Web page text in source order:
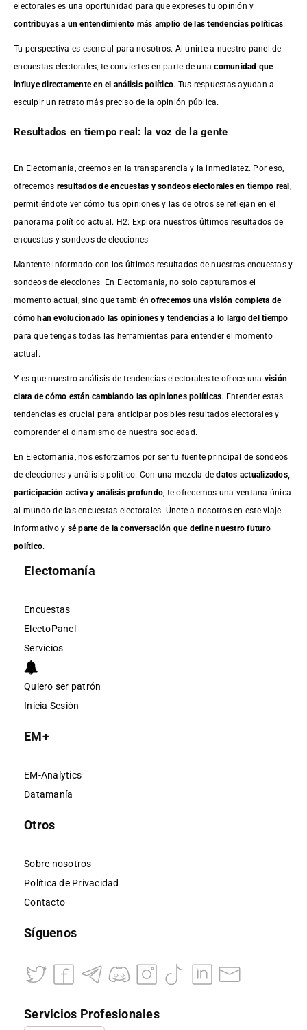
electorales es una oportunidad para que expreses tu opinión y
contribuyas a un entendimiento más amplio de las tendencias políticas.
Tu perspectiva es esencial para nosotros. Al unirte a nuestro panel de
encuestas electorales, te conviertes en parte de unacomunidad que
influye directamente en el análisis político. Tus respuestas ayudan a
esculpir un retrato más preciso de la opinión pública.
Resultados en tiempo real: la voz de la gente
En Electomanía, creemos en la transparencia y la inmediatez. Por eso,
ofrecemos resultados deencuestas y sondeos electorales en tiempo real
permitiéndote ver cómo tus opiniones y las de otros se reflejan en el
panorama político actual. H2: Explora nuestros últimos resultados de
encuestas y sondeos de elecciones
Mantente informado con los últimos resultados de nuestras encuestasy
sondeos de elecciones. En Electomania, no solo capturamos el
momento actual, sino que tambiénofrecemos una visión completa de
cómo han evolucionado las opiniones y tendencias a lo largo del tiempo
para que tengas todas las herramientas para entender el momento
actual.
Y es que nuestro análisis de tendencias electorales te ofrece una visión
clara de cómo están cambiando las opiniones políticas. Entender estas
tendencias es crucial para anticipar posibles resultados electorales y
comprender el dinamismo de nuestra sociedad.
En Electomanía, nos esforzamos por ser tu fuente principal de sondeos
de elecciones y análisis político. Con una mezcla dedatos actualizados,
participación activa y análisis profundo , te ofrecemos una ventana única
al mundo de las encuestas electorales. Únete a nosotros en este viaje
informativo y sé parte de la conversación que define nuestro futuro
político.
Electomanía
Encuestas
ElectoPanel
Servicios
Quiero ser patrón
Inicia Sesión
EM+
EM-Analytics
Datamanía
Otros
Sobre nosotros
Política de Privacidad
Contacto
Síguenos
Servicios Profesionales